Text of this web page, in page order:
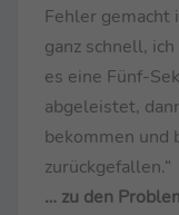
Fehler gemacht
ganz schnell,
es eine Fünf-
abgeleistet,
bekommen und
zurückgefallen.“
… zu den